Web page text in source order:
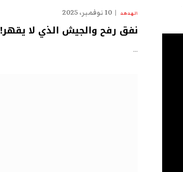
الهدهد 10 نوفمبر، 2025
نفق رفح والجيش الذي لا يقهر!
…